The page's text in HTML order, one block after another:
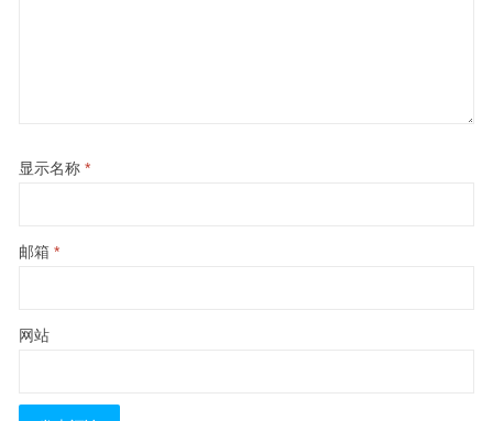
显示名称 *
邮箱 *
网站